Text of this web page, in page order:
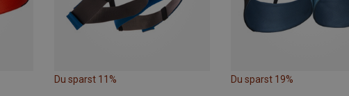
Du sparst 11% Du sparst 19%